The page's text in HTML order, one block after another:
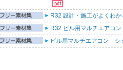
R32 設計・施工がよくわ
R32 ビル用マルチエアコ
ビル用マルチエアコン シ